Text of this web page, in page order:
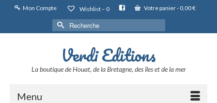
Mon Compte Wishlist – 0 Votre panier- 0,00€
Rechercher :
Verdi Editions
La boutique de Houat, de la Bretagne, des îles et de la mer
Menu